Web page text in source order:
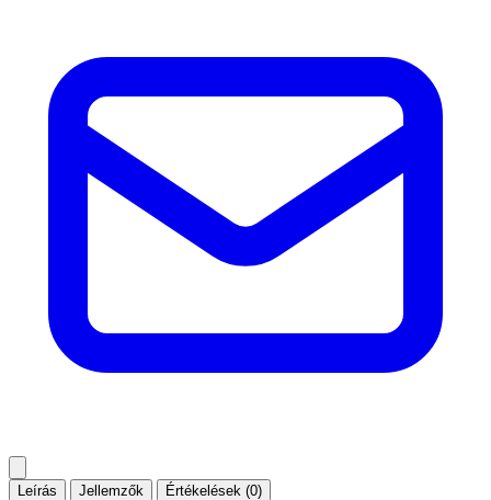
Leírás Jellemzők Értékelések (0)